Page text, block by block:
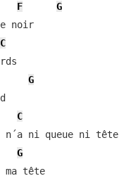
F
G
noir
C
G
C
n´a ni queue ni tête
G
ma tête